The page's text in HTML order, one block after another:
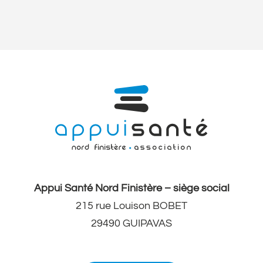
Appui Santé Nord Finistère – siège social
215 rue Louison BOBET
29490 GUIPAVAS